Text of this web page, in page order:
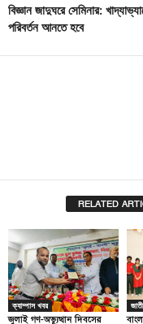
বিজ্ঞান জাদুঘরে সেমিনার:
পরিবর্তন আনতে হবে
RELATED
ক্যাম্পাস খবর
জুলাই গণ-অভ্যুত্থান দিবসের